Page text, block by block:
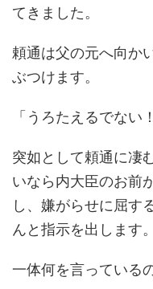
てきました。
頼通は父の元へ向か
ぶつけます。
「うろたえるでない
突如として頼通に凄
いなら内大臣のお前
し、嫌がらせに屈す
んと指示を出します。
一体何を言っている